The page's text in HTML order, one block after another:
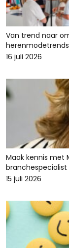
Van trend naar
16 juli 2026
Maak kennis met
15 juli 2026